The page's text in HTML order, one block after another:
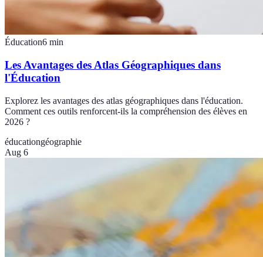
Éducation6 min
Les Avantages des Atlas Géographiques dans
l'Éducation
Explorez les avantages des atlas géographiques dans l'éducation.
Comment ces outils renforcent-ils la compréhension des élèves en
2026 ?
éducationgéographie
Aug 6